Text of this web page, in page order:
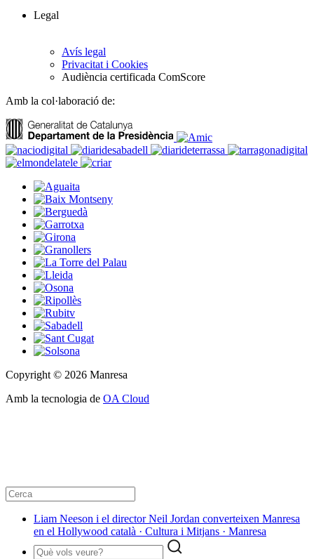
Legal
Avís legal
Privacitat i Cookies
Audiència certificada ComScore
Amb la col·laboració de:
Copyright © 2026 Manresa
Amb la tecnologia de OA Cloud
Liam Neeson i el director Neil Jordan converteixen Manresa
en el Hollywood català · Cultura i Mitjans · Manresa